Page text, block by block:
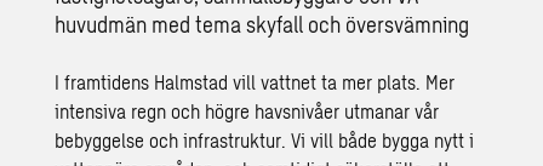
huvudmän med tema skyfall och översvämning
I framtidens Halmstad vill vattnet ta mer plats. Mer
intensiva regn och högre havsnivåer utmanar vår
bebyggelse och infrastruktur. Vi vill både bygga nytt i